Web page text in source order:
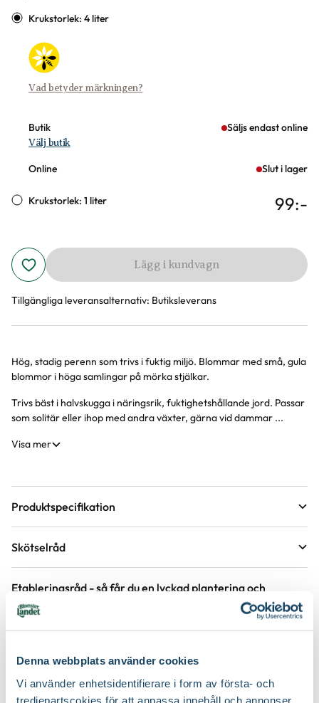
Denna webbplats använder cookies
Vi använder enhetsidentifierare i form av första- och
tredjepartscokies för att anpassa innehåll och annonser,
Varianter
Krukstorlek: 4 liter
Vad betyder märkningen?
Butik Säljs endast online
Välj butik
Online Slut i lager
Krukstorlek: 1 liter 99:-
Lägg i kundvagn
Tillgängliga leveransalternativ: Butiksleverans
Produktinformation
Hög, stadig perenn som trivs i fuktig miljö. Blommar med små, gula
blommor i höga samlingar på mörka stjälkar.
Trivs bäst i halvskugga i näringsrik, fuktighetshållande jord. Passar
som solitär eller ihop med andra växter, gärna vid dammar ...
Visa mer
Produktspecifikation
Krukstorlek
Höjd på trädgårdsväxter
Växtsätt
Bladfärg Grön
Skötselråd
Läge Sol till halvskugga
Övervintringsförmåga
Antal per kvm 3 plantor
Jordmån Fuktig jord, Mullrik jord, Näringsrik jord
Etableringsråd - så får du en lyckad plantering och
tillväxt
Håll jorden fuktig det första året, stödvattna därefter under
Håll rabatten fri från ogräs för att underlätta etablering.
Gödsla inte nyplanterade rabatter första året, följande år efter
2 för 99:-